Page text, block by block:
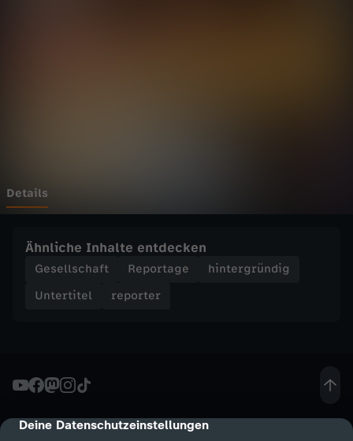
cmp-dialog-description
Deine Datenschutzeinstellungen
s
h
G
l
Details
Ähnliche Inhalte entdecken
Gesellschaft Reportage
hintergründig
Untertitel
reporter